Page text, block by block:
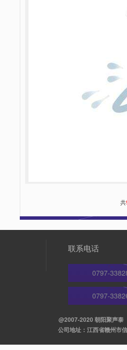
共
联系电话
0797-
0797-
@2007-2020 朝阳聚声泰
公司地址：江西省赣州市